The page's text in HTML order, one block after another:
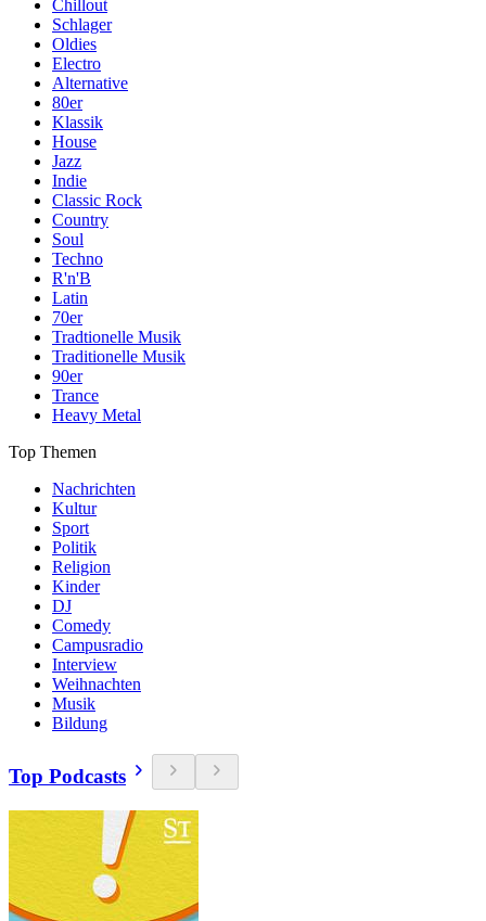
Chillout
Schlager
Oldies
Electro
Alternative
80er
Klassik
House
Jazz
Indie
Classic Rock
Country
Soul
Techno
R'n'B
Latin
70er
Tradtionelle Musik
Traditionelle Musik
90er
Trance
Heavy Metal
Top Themen
Nachrichten
Kultur
Sport
Politik
Religion
Kinder
DJ
Comedy
Campusradio
Interview
Weihnachten
Musik
Bildung
Top Podcasts